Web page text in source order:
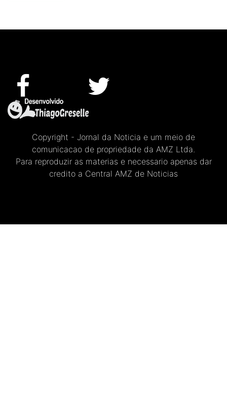
Copyright - Jornal da Noticia e um meio de
comunicacao de propriedade da AMZ Ltda.
Para reproduzir as materias e necessario apenas dar
credito a Central AMZ de Noticias